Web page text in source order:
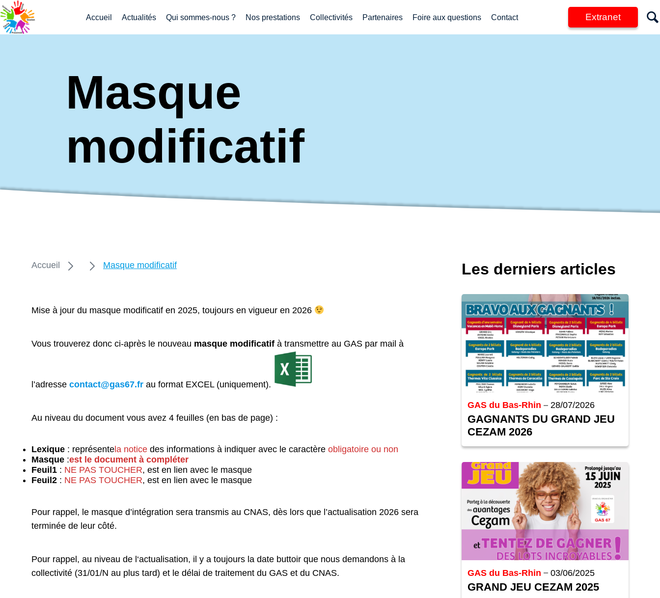
Accueil Actualités Qui sommes-nous ? Nos prestations Collectivités Partenaires Foire aux questions Contact Extranet
Masque
modificatif
Accueil Masque modificatif
Mise à jour du masque modificatif en 2025, toujours en vigueur en 2026
Vous trouverez donc ci-après le nouveau masque modificatif à transmettre au GAS par mail à
l’adresse contact@gas67.fr au format EXCEL (uniquement).
Au niveau du document vous avez 4 feuilles (en bas de page) :
Lexique : représente la notice des informations à indiquer avec le caractère obligatoire ou non
Masque :est le document à compléter
Feuil1 : NE PAS TOUCHER, est en lien avec le masque
Feuil2 : NE PAS TOUCHER, est en lien avec le masque
Pour rappel, le masque d’intégration sera transmis au CNAS, dès lors que l’actualisation 2026 sera
terminée de leur côté.
Pour rappel, au niveau de l‘actualisation, il y a toujours la date buttoir que nous demandons à la
collectivité (31/01/N au plus tard) et le délai de traitement du GAS et du CNAS.
Les derniers articles
GAS du Bas-Rhin 28/07/2026
GAGNANTS DU GRAND JEU
CEZAM 2026
GAS du Bas-Rhin 03/06/2025
GRAND JEU CEZAM 2025